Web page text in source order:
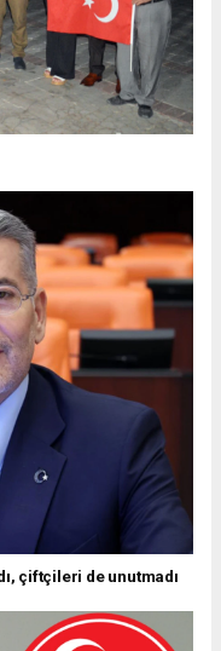
çiftçileri de unutmadı